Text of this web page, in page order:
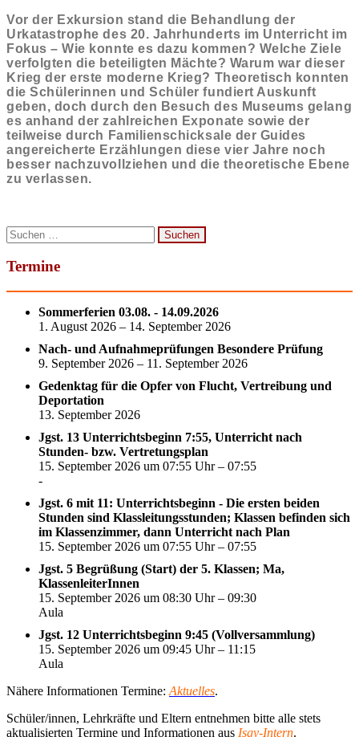
Vor der Exkursion stand die Behandlung der
Urkatastrophe des 20. Jahrhunderts im Unterricht im
Fokus – Wie konnte es dazu kommen? Welche Ziele
verfolgten die beteiligten Mächte? Warum war dieser
Krieg der erste moderne Krieg? Theoretisch konnten
die Schülerinnen und Schüler fundiert Auskunft
geben, doch durch den Besuch des Museums gelang
es anhand der zahlreichen Exponate sowie der
teilweise durch Familienschicksale der Guides
angereicherte Erzählungen diese vier Jahre noch
besser nachzuvollziehen und die theoretische Ebene
zu verlassen.
Suchen
nach:
Termine
Sommerferien 03.08. - 14.09.2026
1. August 2026 – 14. September 2026
Nach- und Aufnahmeprüfungen Besondere Prüfung
9. September 2026 – 11. September 2026
Gedenktag für die Opfer von Flucht, Vertreibung und
Deportation
13. September 2026
Jgst. 13 Unterrichtsbeginn 7:55, Unterricht nach
Stunden- bzw. Vertretungsplan
15. September 2026 um 07:55 Uhr – 07:55
-
Jgst. 6 mit 11: Unterrichtsbeginn - Die ersten beiden
Stunden sind Klassleitungsstunden; Klassen befinden sich
im Klassenzimmer, dann Unterricht nach Plan
15. September 2026 um 07:55 Uhr – 07:55
Jgst. 5 Begrüßung (Start) der 5. Klassen; Ma,
KlassenleiterInnen
15. September 2026 um 08:30 Uhr – 09:30
Aula
Jgst. 12 Unterrichtsbeginn 9:45 (Vollversammlung)
15. September 2026 um 09:45 Uhr – 11:15
Aula
Nähere Informationen Termine: Aktuelles.
Schüler/innen, Lehrkräfte und Eltern entnehmen bitte alle stets
aktualisierten Termine und Informationen aus Isgy-Intern.